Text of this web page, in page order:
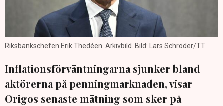
Riksbankschefen Erik Thedéen. Arkivbild. Bild: Lars Schröder/TT
Inflationsförväntningarna sjunker bland
aktörerna på penningmarknaden, visar
Origos senaste mätning som sker på